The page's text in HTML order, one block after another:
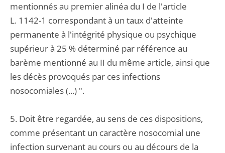
mentionnés au premier alinéa du I de l'article
L. 1142-1 correspondant à un taux d'atteinte
permanente à l'intégrité physique ou psychique
supérieur à 25 % déterminé par référence au
barème mentionné au II du même article, ainsi que
les décès provoqués par ces infections
nosocomiales (...) ".
5. Doit être regardée, au sens de ces dispositions,
comme présentant un caractère nosocomial une
infection survenant au cours ou au décours de la